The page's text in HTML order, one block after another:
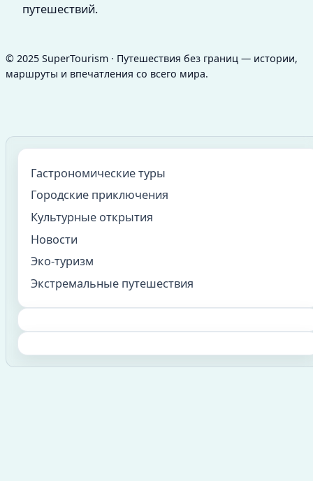
путешествий.
© 2025 SuperTourism · Путешествия без границ — истории,
маршруты и впечатления со всего мира.
Гастрономические туры
Городские приключения
Культурные открытия
Новости
Эко-туризм
Экстремальные путешествия